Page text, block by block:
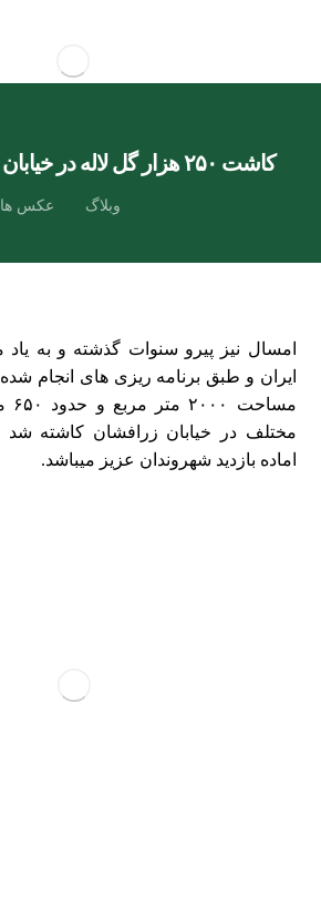
کاشت ۲۵۰ هزار گل لاله در خیابان زرافشان تهران
وبلاگ عکس ها
امسال نیز پیرو سنوات گذشته و به
اماده بازدید شهروندان عزیز میباشد.